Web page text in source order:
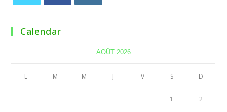
Calendar
AOÛT 2026
L M M J V S D
1 2